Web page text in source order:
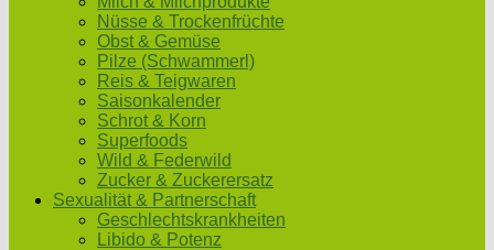
Nüsse & Trockenfrüchte
Obst & Gemüse
Pilze (Schwammerl)
Reis & Teigwaren
Saisonkalender
Schrot & Korn
Superfoods
Wild & Federwild
Zucker & Zuckerersatz
Sexualität & Partnerschaft
Geschlechtskrankheiten
Libido & Potenz